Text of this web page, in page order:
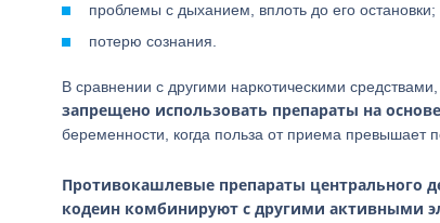
проблемы с дыханием, вплоть до его остановки;
потерю сознания.
В сравнении с другими наркотическими
запрещено использовать препараты на
беременности, когда польза от приема превышает
Противокашлевые препараты центрального
кодеин комбинируют с другими активными